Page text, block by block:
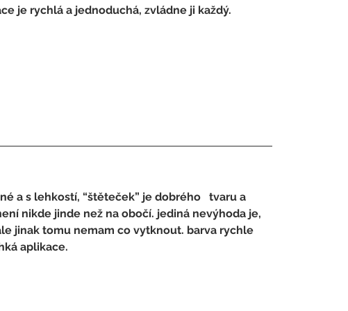
je rychlá a jednoduchá, zvládne ji každý.
a s lehkostí, “štěteček” je dobrého   tvaru a
nikde jinde než na obočí. jediná nevýhoda je,
jinak tomu nemam co vytknout. barva rychle
aplikace.